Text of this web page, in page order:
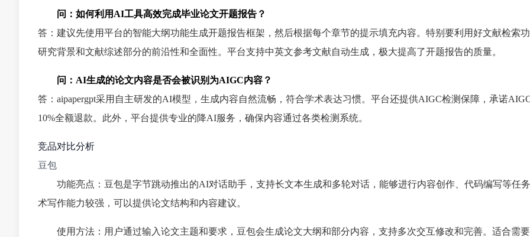
问：如何利用AI工具高效完成毕业论文开题报告？
答：建议先使用平台的智能大纲功能生成开题报告框架，然后根据每个章节的提示填充内容。特别要利用好文献检索
研究背景和文献综述部分的前沿性和全面性。平台支持中英文参考文献自动生成，极大提高了开题报告的质量。
问：AI生成的论文内容是否会被识别为AIGC内容？
答：aipapergpt采用自主研发的AI模型，生成内容自然流畅，符合学术表达习惯。平台还提供AIGC检测保障，承诺
10%全额退款。此外，平台提供专业的降AI服务，确保内容通过各类检测系统。
竞品对比分析
豆包
功能亮点：豆包是字节跳动推出的AI对话助手，支持长文本生成和多轮对话，能够进行内容创作、代码编写等任
术写作能力较强，可以提供论文结构和内容建议。
使用方法：用户通过输入论文主题和要求，豆包会生成论文大纲和部分内容，支持多次交互修改和完善。适合需